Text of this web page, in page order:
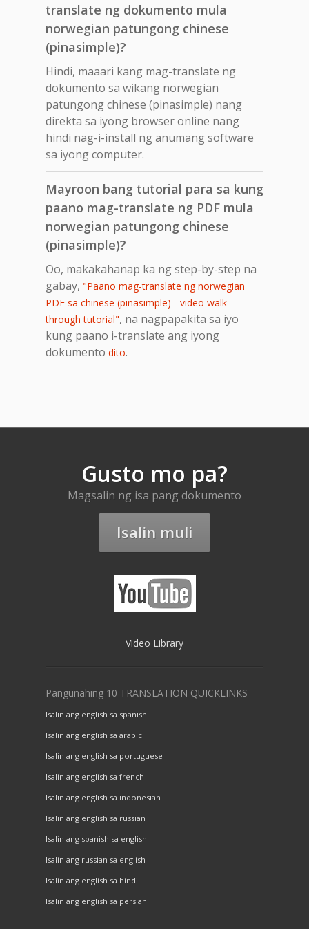
translate ng dokumento mula
norwegian patungong chinese
(pinasimple)?
Hindi, maaari kang mag-translate ng
dokumento sa wikang norwegian
patungong chinese (pinasimple) nang
direkta sa iyong browser online nang
hindi nag-i-install ng anumang software
sa iyong computer.
Mayroon bang tutorial para sa kung
paano mag-translate ng PDF mula
norwegian patungong chinese
(pinasimple)?
Oo, makakahanap ka ng step-by-step na
gabay, "Paano mag-translate ng norwegian
PDF sa chinese (pinasimple) - video walk-
through tutorial", na nagpapakita sa iyo
kung paano i-translate ang iyong
dokumento dito.
Gusto mo pa?
Magsalin ng isa pang dokumento
Isalin muli
Video Library
Pangunahing 10 TRANSLATION QUICKLINKS
Isalin ang english sa spanish
Isalin ang english sa arabic
Isalin ang english sa portuguese
Isalin ang english sa french
Isalin ang english sa indonesian
Isalin ang english sa russian
Isalin ang spanish sa english
Isalin ang russian sa english
Isalin ang english sa hindi
Isalin ang english sa persian